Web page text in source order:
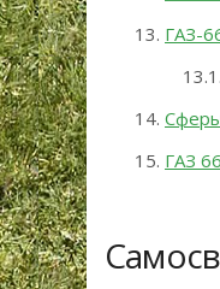
ГАЗ-
ГАЗ